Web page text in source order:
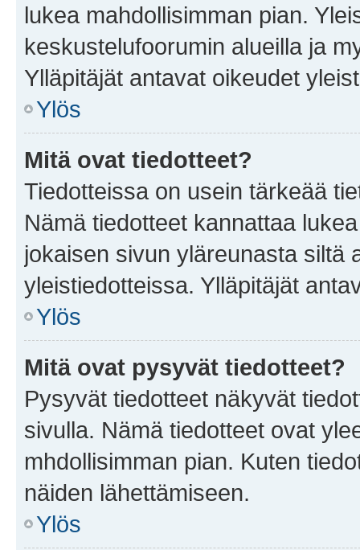
lukea mahdollisimman pian.
keskustelufoorumin alueilla ja
Ylläpitäjät antavat oikeudet
Ylös
Mitä ovat tiedotteet?
Tiedotteissa on usein tärkeää
Nämä tiedotteet kannattaa
jokaisen sivun yläreunasta siltä
yleistiedotteissa. Ylläpitäjät
Ylös
Mitä ovat pysyvät tiedotteet?
Pysyvät tiedotteet näkyvät
sivulla. Nämä tiedotteet ovat
mhdollisimman pian. Kuten
näiden lähettämiseen.
Ylös